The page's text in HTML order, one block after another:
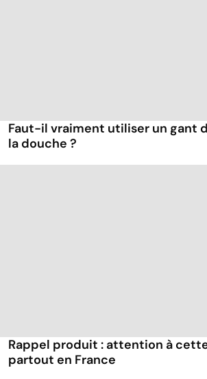
Faut-il vraiment utiliser un gant
la douche ?
Rappel produit : attention à
partout en France